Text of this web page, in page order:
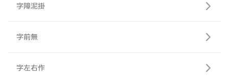
字障泥掛
字前無
字左右作